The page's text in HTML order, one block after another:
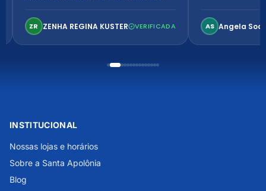
confortável. Perfeito!
ZR ZENHA REGINA KUSTER VERIFICADA AS Angela
INSTITUCIONAL
Nossas lojas e horários
Sobre a Santa Apolônia
Blog